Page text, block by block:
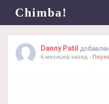
Chimba!
Danny Patil
6 месяцев назад -